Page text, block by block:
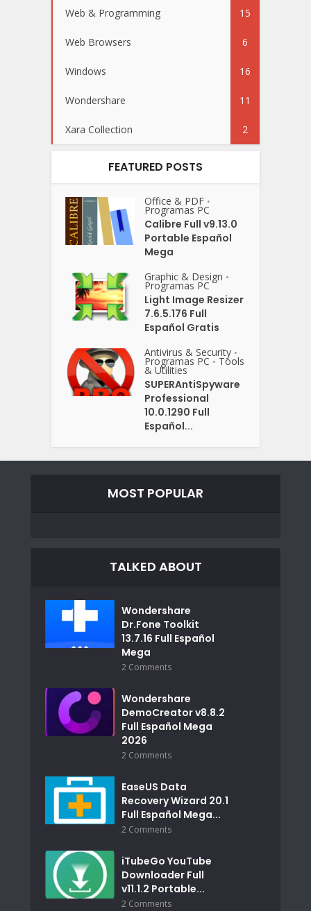
Web & Programming 15
Web Browsers 6
Windows 16
Wondershare 11
Xara Collection 2
FEATURED POSTS
Office & PDF •
Programas PC
Calibre Full v9.13.0
Portable Español
Mega
Graphic & Design •
Programas PC
Light Image Resizer
7.6.5.176 Full
Español Gratis
Antivirus & Security •
Programas PC • Tools
& Utilities
SUPERAntiSpyware
Professional
10.0.1290 Full
Español...
MOST POPULAR
TALKED ABOUT
Wondershare
Dr.Fone Toolkit
13.7.16 Full Español
Mega
2 Comments
Wondershare
DemoCreator v8.8.2
Full Español Mega
2026
2 Comments
EaseUS Data
Recovery Wizard 20.1
Full Español Mega...
2 Comments
iTubeGo YouTube
Downloader Full
v11.1.2 Portable...
2 Comments